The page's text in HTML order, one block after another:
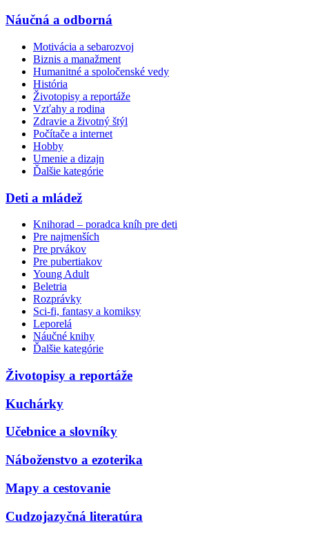
Náučná a odborná
Motivácia a sebarozvoj
Biznis a manažment
Humanitné a spoločenské vedy
História
Životopisy a reportáže
Vzťahy a rodina
Zdravie a životný štýl
Počítače a internet
Hobby
Umenie a dizajn
Ďalšie kategórie
Deti a mládež
Knihorad – poradca kníh pre deti
Pre najmenších
Pre prvákov
Pre pubertiakov
Young Adult
Beletria
Rozprávky
Sci-fi, fantasy a komiksy
Leporelá
Náučné knihy
Ďalšie kategórie
Životopisy a reportáže
Kuchárky
Učebnice a slovníky
Náboženstvo a ezoterika
Mapy a cestovanie
Cudzojazyčná literatúra